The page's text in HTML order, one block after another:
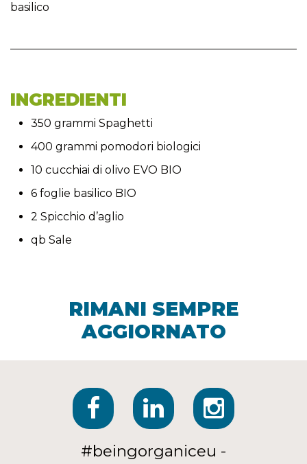
basilico
INGREDIENTI
350 grammi Spaghetti
400 grammi pomodori biologici
10 cucchiai di olivo EVO BIO
6 foglie basilico BIO
2 Spicchio d’aglio
qb Sale
RIMANI SEMPRE
AGGIORNATO
#beingorganiceu -